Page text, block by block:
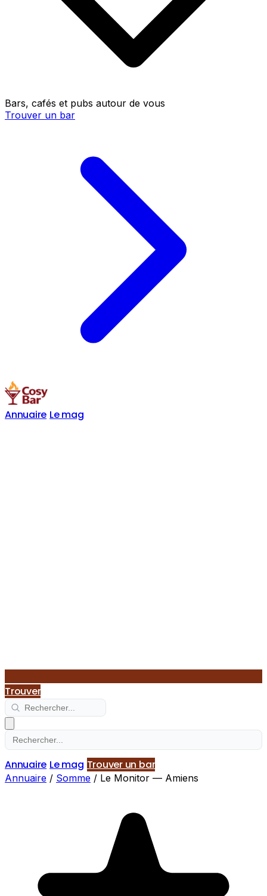
Bars, cafés et pubs autour de vous
Trouver un bar
Annuaire Le mag
Trouver
Annuaire Le mag Trouver un bar
Annuaire / Somme / Le Monitor — Amiens